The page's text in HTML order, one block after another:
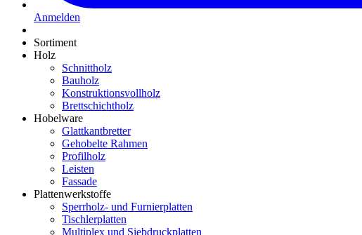
Anmelden
Sortiment
Holz
Schnittholz
Bauholz
Konstruktionsvollholz
Brettschichtholz
Hobelware
Glattkantbretter
Gehobelte Rahmen
Profilholz
Leisten
Fassade
Plattenwerkstoffe
Sperrholz- und Furnierplatten
Tischlerplatten
Multiplex und Siebdruckplatten